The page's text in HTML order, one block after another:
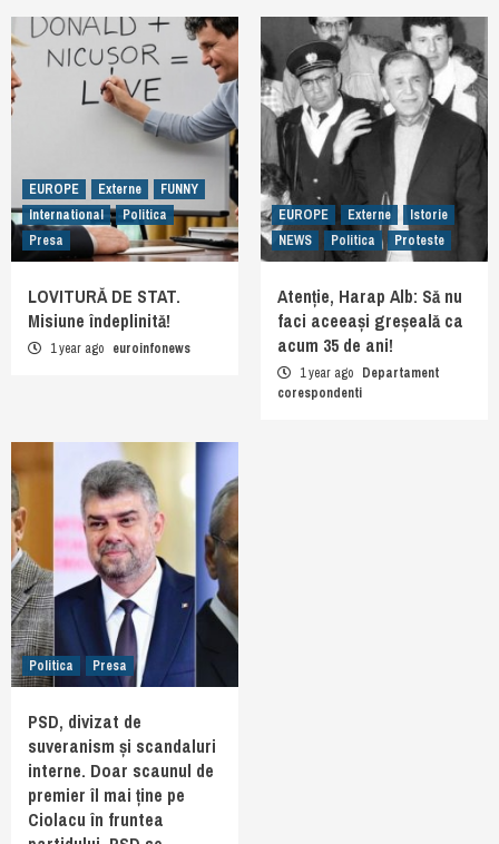
EUROPE Externe
FUNNY
International
Politica
Presa
LOVITURĂ DE STAT.
Misiune îndeplinită!
1 year ago euroinfonews
EUROPE Externe
Istorie
NEWS
Politica Proteste
Atenție, Harap Alb: Să nu
faci aceeași greșeală ca
acum 35 de ani!
1 year ago Departament
corespondenti
Politica Presa
PSD, divizat de
suveranism și scandaluri
interne. Doar scaunul de
premier îl mai ține pe
Ciolacu în fruntea